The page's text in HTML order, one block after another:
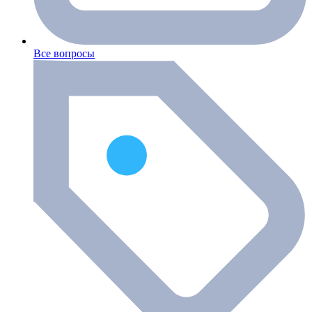
Все вопросы